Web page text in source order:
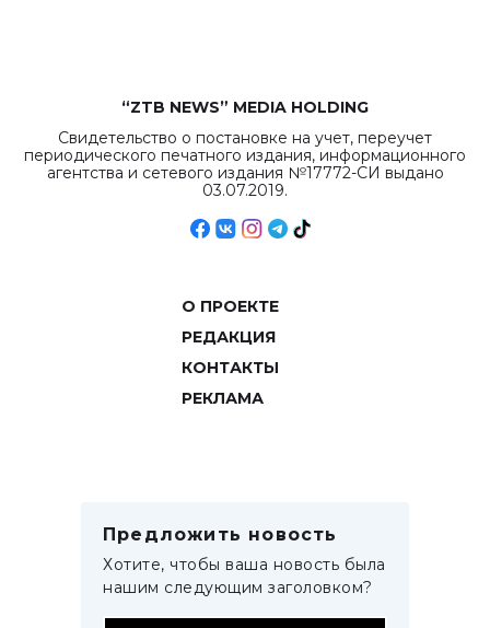
“ZTB NEWS” MEDIA HOLDING
Свидетельство о постановке на учет, переучет
периодического печатного издания, информационного
агентства и сетевого издания №17772-СИ выдано
03.07.2019.
О ПРОЕКТЕ
РЕДАКЦИЯ
КОНТАКТЫ
РЕКЛАМА
Предложить новость
Хотите, чтобы ваша новость была
нашим следующим заголовком?